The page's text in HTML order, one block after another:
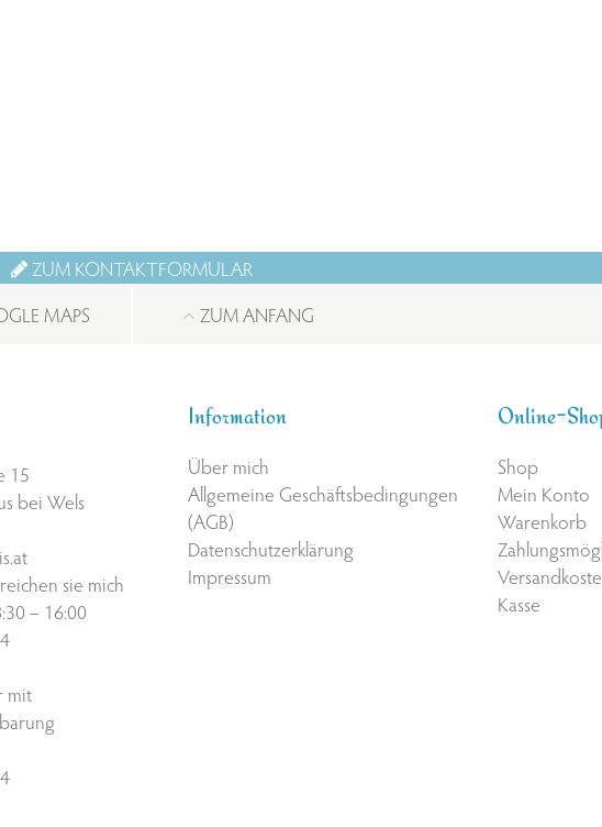
ZUM KONTAKTFORMULAR
MAPS
ZUM ANFANG
15
bei Wels
sie mich
– 16:00
mit
Information
Über mich
Allgemeine Geschäftsbedingungen
(AGB)
Datenschutzerklärung
Impressum
Online-
Shop
Mein Konto
Warenkorb
Kasse